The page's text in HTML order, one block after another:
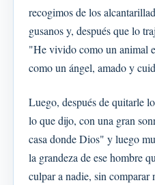
recogimos de los
gusanos y, después que lo
"He vivido como un animal
como un ángel, amado y
Luego, después de quitarle
lo que dijo, con una gran
casa donde Dios" y luego
la grandeza de ese hombre
culpar a nadie, sin comparar